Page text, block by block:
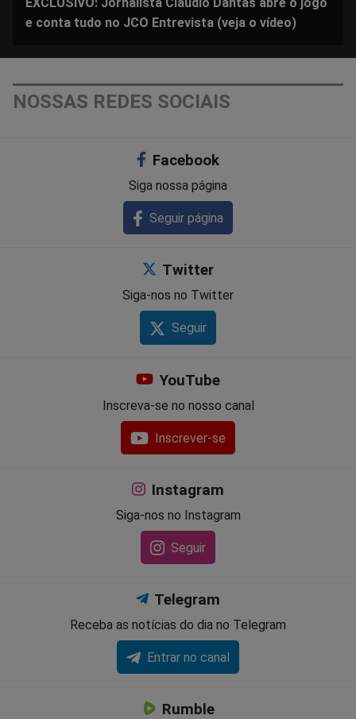
e conta tudo no JCO Entrevista (veja o vídeo)
NOSSAS REDES SOCIAIS
Facebook
Siga nossa página
Seguir página
Twitter
Siga-nos no Twitter
Seguir
YouTube
Inscreva-se no nosso canal
Inscrever-se
Instagram
Siga-nos no Instagram
Seguir
Telegram
Receba as notícias do dia no Telegram
Entrar no canal
Rumble